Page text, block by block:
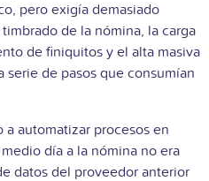
pero exigía demasiado
de la nómina, la carga
de finiquitos y el alta masiva
de pasos que consumían
a automatizar procesos en
día a la nómina no era
datos del proveedor anterior